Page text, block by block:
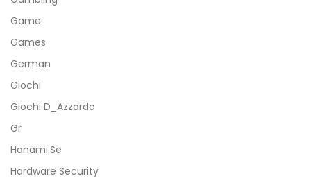
Game
Games
German
Giochi
Giochi D_Azzardo
Gr
Hanami.se
Hardware Security